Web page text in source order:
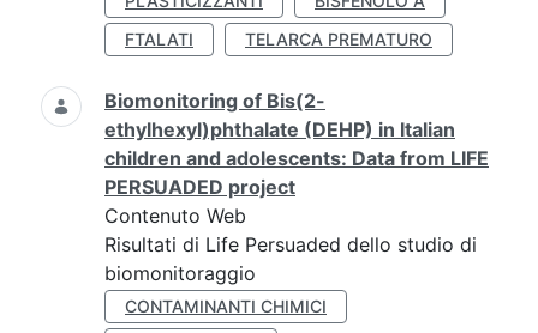
FTALATI
TELARCA PREMATURO
Biomonitoring of Bis(2-
ethylhexyl)phthalate (DEHP) in Italian
children and adolescents: Data from LIFE
PERSUADED project
Contenuto Web
Risultati di Life Persuaded dello studio di
biomonitoraggio
CONTAMINANTI CHIMICI